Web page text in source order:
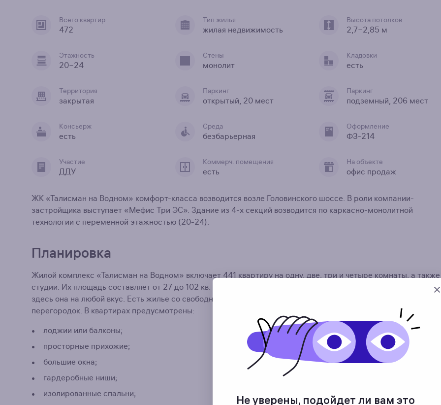
Всего квартир
472
Тип жилья
жилая недвижимость
Высота потолков
2,7−2,85 м
Этажность
20−24
Стены
монолит
Кладовки
есть
Территория
закрытая
Паркинг
открытый, 20 мест
Паркинг
подземный, 206 мест
Консьерж
есть
Среда
безбарьерная
Оформление
ФЗ-214
Участие
ДДУ
Коммерч. помещения
есть
На объекте
офис продаж
ЖК «Талисман на Водном» комфорт-класса возводится возле Головинского шоссе. В роли компании-
застройщика выступает «Мефис Три ЭС». Здание из 4-х секций возводится по каркасно-монолитной
технологии с переменной этажностью (20-24).
Планировка
Жилой комплекс «Талисман на Водном» включает 441 квартиру на одну, две, три и четыре комнаты, а также
студии. Их площадь составляет от 27 до 102 кв. м. Покупателям предоставлена свобода выбора планировки
здесь она на любой вкус. Есть жилье со свободной планировкой, без возведенных между комнатами
перегородок. В квартирах предусмотрены:
лоджии или балконы;
просторные прихожие;
большие окна;
гардеробные ниши;
изолированные спальни;
Не уверены, подойдет ли вам это